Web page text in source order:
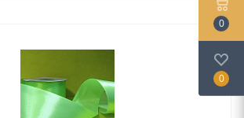
0
0